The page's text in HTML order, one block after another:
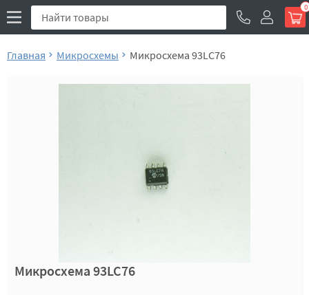
0
Главная Микросхемы Микросхема 93LC76
Микросхема 93LC76